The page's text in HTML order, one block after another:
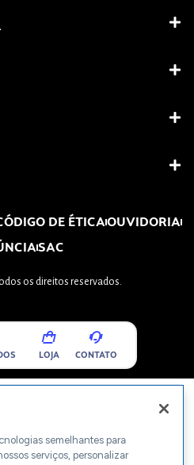
DE ÉTICAOUVIDORIA
SAC
os direitos reservados.
LOJA CONTATO
semelhantes para
serviços, personalizar